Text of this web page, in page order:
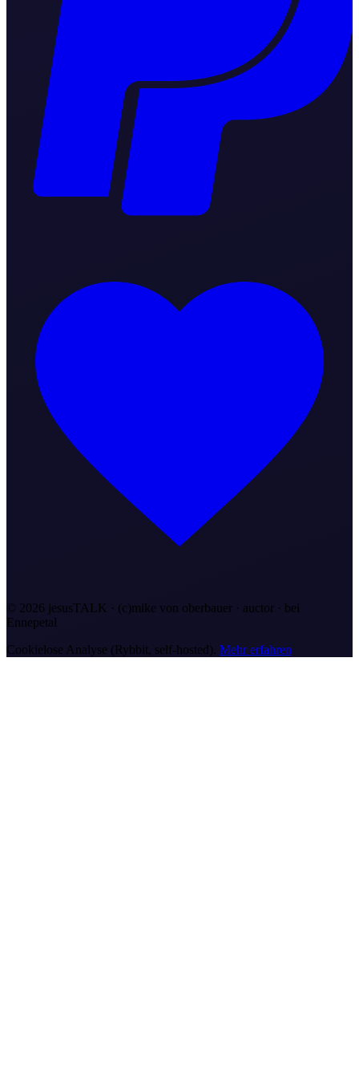
© 2026 jesusTALK · (c)mike von oberbauer · auctor · bei
Ennepetal
Cookielose Analyse (Rybbit, self-hosted). Mehr erfahren